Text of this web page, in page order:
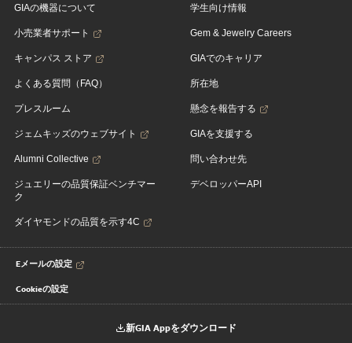
GIAの機器について
小売業者サポート
キャンパス ストア
よくある質問（FAQ）
プレスルーム
ジェムキッズのウェブサイト
Alumni Collective
ジュエリーの品質保証ベンチマー
ク
ダイヤモンドの品質を示す4C
学生向け情報
Gem & Jewelry Careers
GIAでのキャリア
所在地
懸念を報告する
GIAを支援する
問い合わせ先
デベロッパーAPI
Eメールの設定
Cookieの設定
新GIA Appをダウンロード